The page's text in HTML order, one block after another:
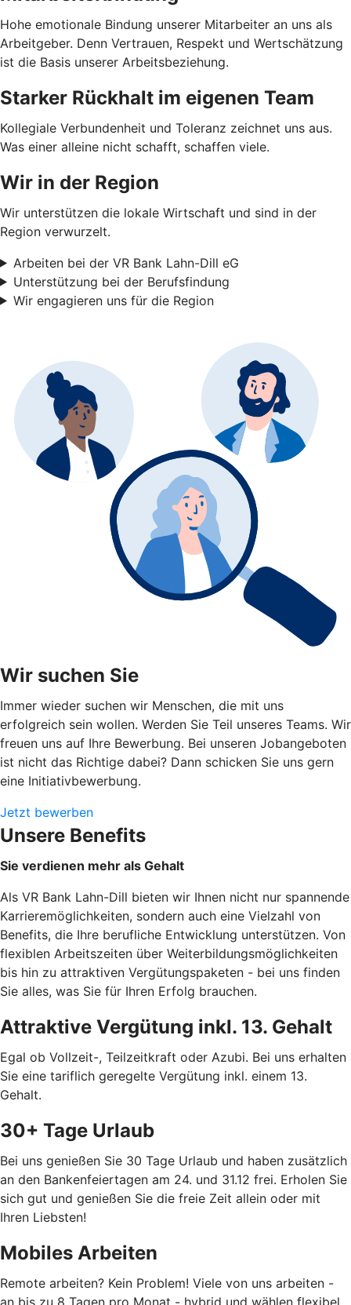
Hohe emotionale Bindung unserer Mitarbeiter an uns als
Arbeitgeber. Denn Vertrauen, Respekt und Wertschätzung
ist die Basis unserer Arbeitsbeziehung.
Starker Rückhalt im eigenen Team
Kollegiale Verbundenheit und Toleranz zeichnet uns aus.
Was einer alleine nicht schafft, schaffen viele.
Wir in der Region
Wir unterstützen die lokale Wirtschaft und sind in der
Region verwurzelt.
Arbeiten bei der VR Bank Lahn-Dill eG
Unterstützung bei der Berufsfindung
Wir engagieren uns für die Region
Wir suchen Sie
Immer wieder suchen wir Menschen, die mit uns
erfolgreich sein wollen. Werden Sie Teil unseres Teams. Wir
freuen uns auf Ihre Bewerbung. Bei unseren Jobangeboten
ist nicht das Richtige dabei? Dann schicken Sie uns gern
eine Initiativbewerbung.
Jetzt bewerben
Unsere Benefits
Sie verdienen mehr als Gehalt
Als VR Bank Lahn-Dill bieten wir Ihnen nicht nur spannende
Karrieremöglichkeiten, sondern auch eine Vielzahl von
Benefits, die Ihre berufliche Entwicklung unterstützen. Von
flexiblen Arbeitszeiten über Weiterbildungsmöglichkeiten
bis hin zu attraktiven Vergütungspaketen - bei uns finden
Sie alles, was Sie für Ihren Erfolg brauchen.
Attraktive Vergütung inkl. 13. Gehalt
Egal ob Vollzeit-, Teilzeitkraft oder Azubi. Bei uns erhalten
Sie eine tariflich geregelte Vergütung inkl. einem 13.
Gehalt.
30+ Tage Urlaub
Bei uns genießen Sie 30 Tage Urlaub und haben zusätzlich
an den Bankenfeiertagen am 24. und 31.12 frei. Erholen Sie
sich gut und genießen Sie die freie Zeit allein oder mit
Ihren Liebsten!
Mobiles Arbeiten
Remote arbeiten? Kein Problem! Viele von uns arbeiten -
an bis zu 8 Tagen pro Monat - hybrid und wählen flexibel